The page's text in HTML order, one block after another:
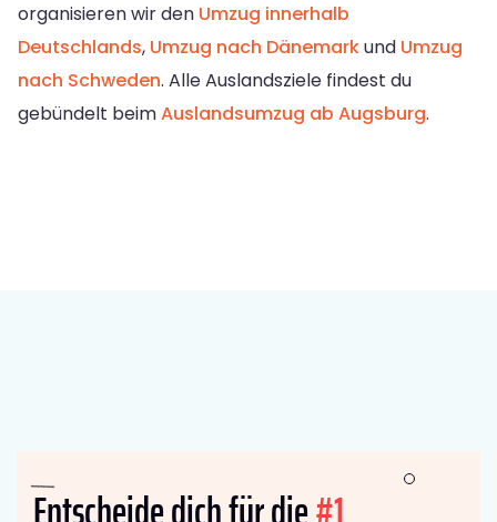
organisieren wir den Umzug innerhalb
Deutschlands, Umzug nach Dänemarkund Umzug
nach Schweden. Alle Auslandsziele findest du
gebündelt beimAuslandsumzug ab Augsburg.